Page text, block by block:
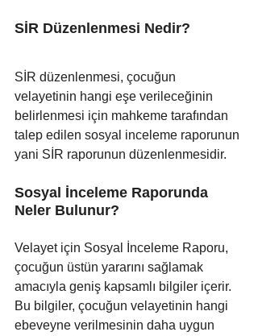
SİR Düzenlenmesi Nedir?
SİR düzenlenmesi, çocuğun
velayetinin hangi eşe verileceğinin
belirlenmesi için mahkeme tarafından
talep edilen sosyal inceleme raporunun
yani SİR raporunun düzenlenmesidir.
Sosyal İnceleme Raporunda
Neler Bulunur?
Velayet için Sosyal İnceleme Raporu,
çocuğun üstün yararını sağlamak
amacıyla geniş kapsamlı bilgiler içerir.
Bu bilgiler, çocuğun velayetinin hangi
ebeveyne verilmesinin daha uygun